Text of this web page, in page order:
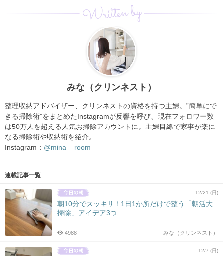
Written by
みな（クリンネスト）
整理収納アドバイザー、クリンネストの資格を持つ主婦。”簡単にで
きる掃除術”をまとめたInstagramが反響を呼び、現在フォロワー数
は50万人を超える人気お掃除アカウントに。主婦目線で家事が楽に
なる掃除術や収納術を紹介。
Instagram： @mina__room
連載記事一覧
12/21 (日)
朝10分でスッキリ！1日1か所だけで整う「朝活大
掃除」アイデア3つ
みな（クリンネスト）
4988
12/7 (日)